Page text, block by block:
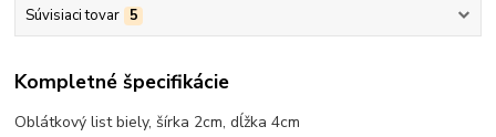
Súvisiaci tovar 5
Kompletné špecifikácie
Oblátkový list biely, šírka 2cm, dĺžka 4cm